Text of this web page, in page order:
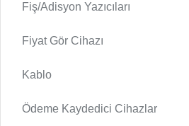
Fiş/Adisyon Yazıcıları
Fiyat Gör Cihazı
Kablo
Ödeme Kaydedici Cihazlar